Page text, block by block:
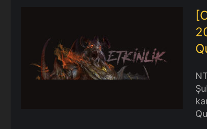
[Canlı Yayın] 11 Şubat 2020 –
Knight Online Quiz